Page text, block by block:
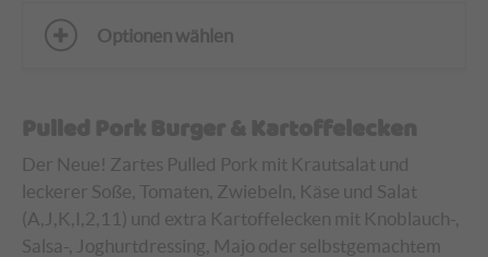
Optionen wählen
Pulled Pork Burger & Kartoffelecken
Der Neue! Zartes Pulled Pork mit Krautsalat und
leckerer Soße, Tomaten, Zwiebeln, Käse und Salat
(A,J,K,I,2,11) und extra Kartoffelecken mit Knoblauch-,
Salsa-, Joghurtdressing, Majo oder selbstgemachtem